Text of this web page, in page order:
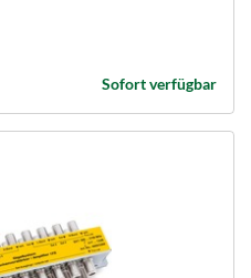
Sofort verfügbar